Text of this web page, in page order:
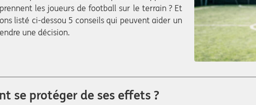
les joueurs de football sur le terrain ? Et
listé ci-dessou 5 conseils qui peuvent aider un
une décision.
se protéger de ses effets ?